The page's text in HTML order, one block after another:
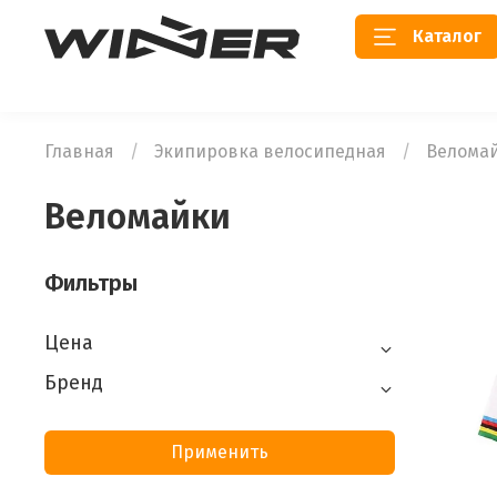
Каталог
Главная Экипировка велосипедная
Веломайки
Фильтры
Цена
Бренд
Применить